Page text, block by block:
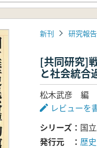
新刊 研究報告
[共同研究]
と社会統合
松木武彦 編
レビューを
シリーズ
国
発行元
歴